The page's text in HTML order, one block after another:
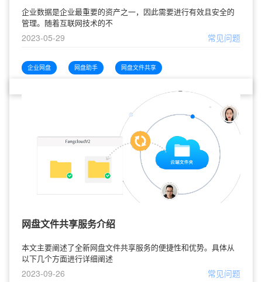
企业数据是企业最重要的资产之一，因此需要进行有效且安全的
管理。随着互联网技术的不
2023-05-29 常见问题
企业网盘 网盘助手 网盘文件共享
网盘文件共享服务介绍
本文主要阐述了全新网盘文件共享服务的便捷性和优势。具体从
以下几个方面进行详细阐述
2023-09-26 常见问题